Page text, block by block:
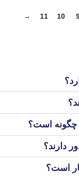
10
11
→